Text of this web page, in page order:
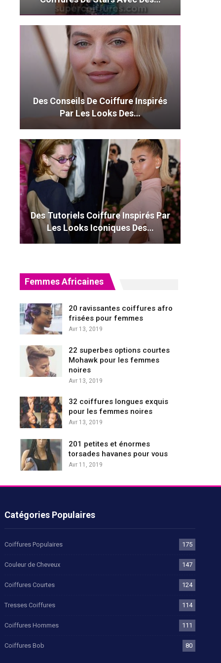
Des Conseils De Coiffure Inspirés
Par Les Looks Des…
Des Tutoriels Coiffure Inspirés Par
Les Looks Iconiques Des…
Femmes Africaines
20 ravissantes coiffures afro
frisées pour femmes
Avr 13, 2019
22 superbes options courtes
Mohawk pour les femmes
noires
Avr 13, 2019
32 coiffures longues exquis
pour les femmes noires
Avr 13, 2019
201 petites et énormes
torsades havanes pour vous
Avr 11, 2019
Catégories Populaires
Coiffures Populaires 175
Couleur de Cheveux 147
Coiffures Courtes 124
Tresses Coiffures 114
Coiffures Hommes 111
Coiffures Bob 80